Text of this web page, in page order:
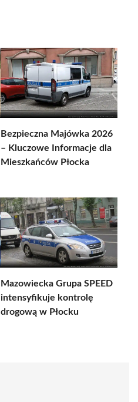
Bezpieczna Majówka 2026
– Kluczowe Informacje dla
Mieszkańców Płocka
Mazowiecka Grupa SPEED
intensyfikuje kontrolę
drogową w Płocku